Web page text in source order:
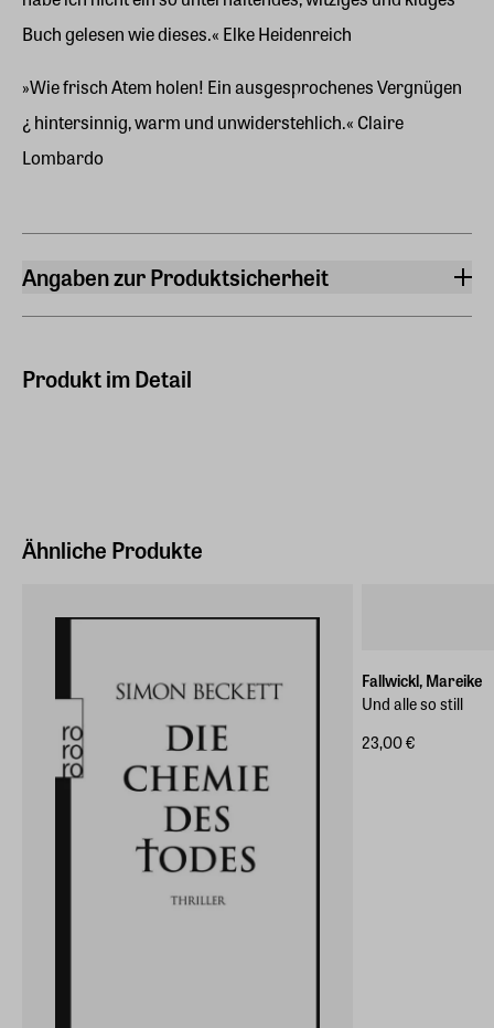
Buch gelesen wie dieses.« Elke Heidenreich
»Wie frisch Atem holen! Ein ausgesprochenes Vergnügen
¿ hintersinnig, warm und unwiderstehlich.« Claire
Lombardo
Angaben zur Produktsicherheit
Produkt im Detail
Ähnliche Produkte
Fallwickl, Mareike
Und alle so still
23,00 €